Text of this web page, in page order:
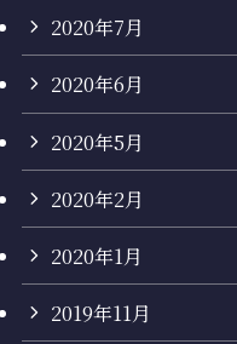
2020年7月
2020年6月
2020年5月
2020年2月
2020年1月
2019年11月